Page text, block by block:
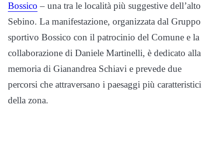
Bossico – una tra le località più suggestive dell’alto
Sebino. La manifestazione, organizzata dal Gruppo
sportivo Bossico con il patrocinio del Comune e la
collaborazione di Daniele Martinelli, è dedicato alla
memoria di Gianandrea Schiavi e prevede due
percorsi che attraversano i paesaggi più caratteristici
della zona.